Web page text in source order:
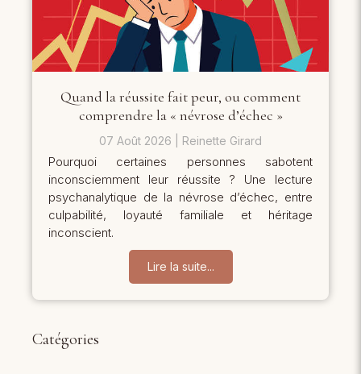
Quand la réussite fait peur, ou comment
comprendre la « névrose d’échec »
07 Août 2026 Reinette Girard
Pourquoi certaines personnes sabotent
inconsciemment leur réussite ? Une lecture
psychanalytique de la névrose d’échec, entre
culpabilité, loyauté familiale et héritage
inconscient.
Lire la suite...
Catégories